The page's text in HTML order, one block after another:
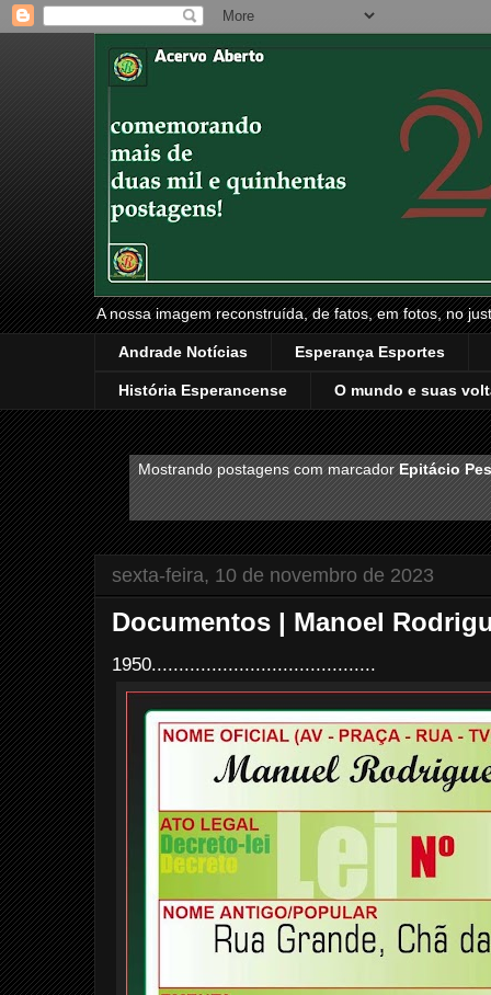
A nossa imagem reconstruída, de fatos, em fotos, no
Andrade Notícias Esperança Esportes
História Esperancense O mundo e suas
Mostrando postagens com marcadorEpitácio
sexta-feira, 10 de novembro de 2023
Documentos | Manoel
1950.........................................